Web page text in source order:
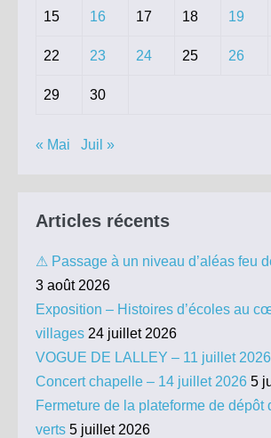
15 16 17 18 19
22 23 24 25 26
29 30
« Mai Juil »
Articles récents
⚠ Passage à un niveau d’aléas feu
3 août 2026
Exposition – Histoires d’écoles au
villages 24 juillet 2026
VOGUE DE LALLEY – 11 juillet 2026
Concert chapelle – 14 juillet 2026 5
Fermeture de la plateforme de dépôt
verts 5 juillet 2026